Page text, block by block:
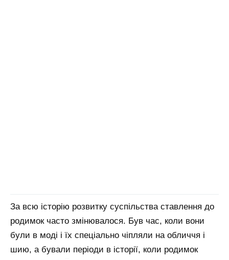
За всю історію розвитку суспільства ставлення до
родимок часто змінювалося. Був час, коли вони
були в моді і їх спеціально чіпляли на обличчя і
шию, а бували періоди в історії, коли родимок